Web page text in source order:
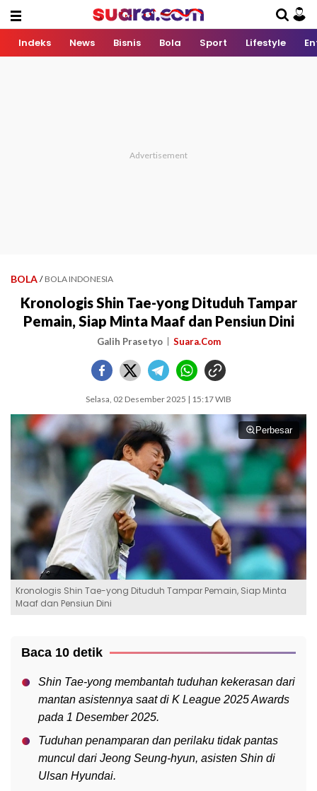
Indeks News Bisnis Bola Sport Lifestyle
BOLA / BOLA INDONESIA
Kronologis Shin Tae-yong Dituduh Tampar
Pemain, Siap Minta Maaf dan Pensiun Dini
Galih Prasetyo Suara.Com
Selasa, 02 Desember 2025 | 15:17 WIB
Perbesar
Kronologis Shin Tae-yong Dituduh Tampar Pemain, Siap Minta
Maaf dan Pensiun Dini
Baca 10 detik
Shin Tae-yong membantah tuduhan kekerasan dari
mantan asistennya saat di K League 2025 Awards
pada 1 Desember 2025.
Tuduhan penamparan dan perilaku tidak pantas
muncul dari Jeong Seung-hyun, asisten Shin di
Ulsan Hyundai.